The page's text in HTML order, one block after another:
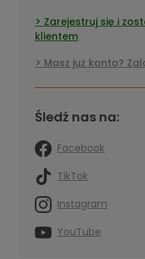
Zarejestruj się i
klientem
Masz już konto?
Śledź nas na:
Facebook
TikTok
Instagram
YouTube